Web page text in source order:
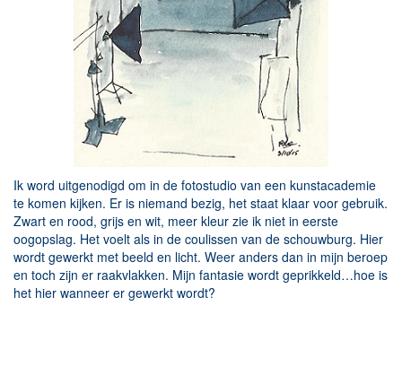
Ik word uitgenodigd om in de fotostudio van een kunstacademie
te komen kijken. Er is niemand bezig, het staat klaar voor gebruik.
Zwart en rood, grijs en wit, meer kleur zie ik niet in eerste
oogopslag. Het voelt als in de coulissen van de schouwburg. Hier
wordt gewerkt met beeld en licht. Weer anders dan in mijn beroep
en toch zijn er raakvlakken. Mijn fantasie wordt geprikkeld…hoe is
het hier wanneer er gewerkt wordt?